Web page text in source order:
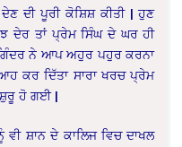
ਦੀ ਪੂਰੀ ਕੋਸ਼ਿਸ਼ ਕੀਤੀ | ਹੁਣ
ਦੇਰ ਤਾਂ ਪ੍ਰੇਮ ਸਿੰਘ ਦੇ ਘਰ ਹੀ
ਨੇ ਆਪ ਅਹੁਰ ਪਹੁਰ ਕਰਨਾ
ਕਰ ਦਿੱਤਾ ਸਾਰਾ ਖਰਚ ਪ੍ਰੇਮ
ਸ਼ੁਰੂ ਹੋ ਗਈ |
ਸ਼ਾਨ ਦੇ ਕਾਲਿਜ ਵਿਚ ਦਾਖਲ